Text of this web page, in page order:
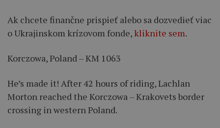
Ak chcete finančne prispieť alebo sa dozvedieť viac
o Ukrajinskom krízovom fonde, kliknite sem.
Korczowa, Poland – KM 1063
He’s made it! After 42 hours of riding, Lachlan
Morton reached the Korczowa – Krakovets border
crossing in western Poland.